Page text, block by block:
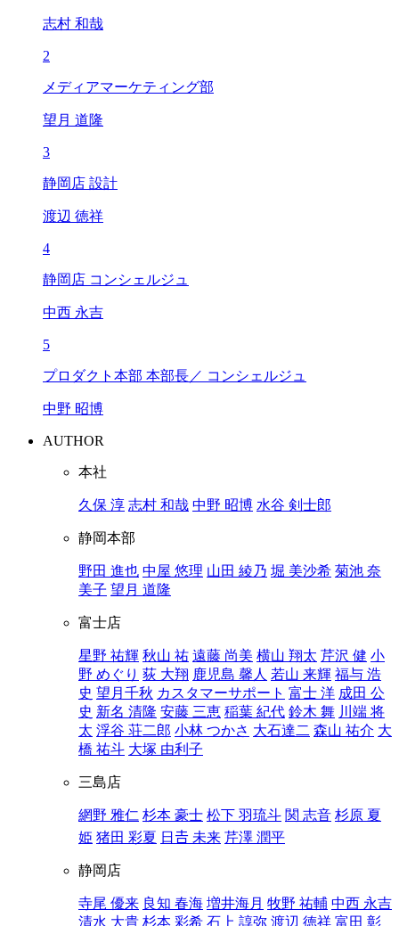
志村 和哉
2
メディアマーケティング部
望月 道隆
3
静岡店 設計
渡辺 徳祥
4
静岡店 コンシェルジュ
中西 永吉
5
プロダクト本部 本部長／ コンシェルジュ
中野 昭博
AUTHOR
本社
久保 淳 志村 和哉 中野 昭博 水谷 剣士郎
静岡本部
野田 進也 中屋 悠理 山田 綾乃 堀 美沙希 菊池 奈
美子 望月 道隆
富士店
星野 祐輝 秋山 祐 遠藤 尚美 横山 翔太 芹沢 健 小
野 めぐり 荻 大翔 鹿児島 馨人 若山 来輝 福与 浩
史 望月千秋 カスタマーサポート 富士 洋 成田 公
史 新名 清隆 安藤 三恵 稲葉 紀代 鈴木 舞 川端 将
太 浮谷 荘二郎 小林 つかさ 大石達二 森山 祐介 大
橋 祐斗 大塚 由利子
三島店
網野 雅仁 杉本 豪士 松下 羽琉斗 関 志音 杉原 夏
姫 猪田 彩夏 日𠮷 未来 芹澤 潤平
静岡店
寺尾 優来 良知 春海 増井海月 牧野 祐輔 中西 永吉
清水 大貴 杉本 彩希 石上 諄弥 渡辺 徳祥 富田 彰